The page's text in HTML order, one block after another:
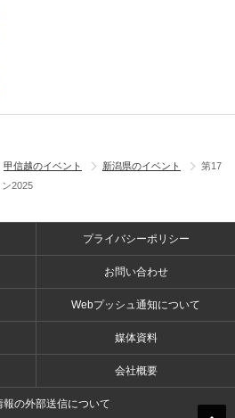
甲信越のイベント 新潟県のイベント
第17
2025
プライバシーポリシー
お問い合わせ
Webプッシュ通知について
媒体資料
会社概要
報の外部送信について